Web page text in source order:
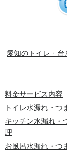
愛知のトイレ・台
料金サービス内容
トイレ水漏れ・つ
キッチン水漏れ・
理
お風呂水漏れ・つ